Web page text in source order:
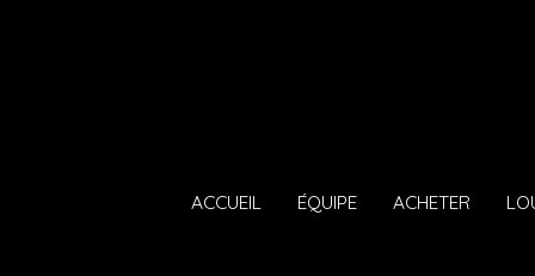
ACCUEIL ÉQUIPE ACHETER